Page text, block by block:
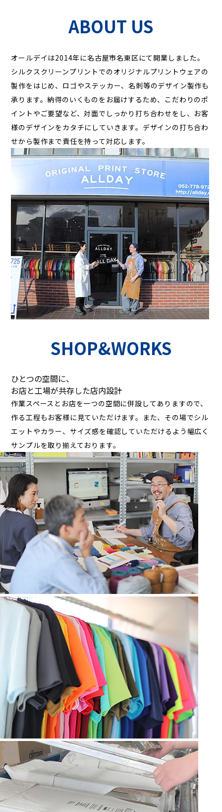
ABOUT US
オールデイは2014年に名古屋市名東区にて開業しました。
シルクスクリーンプリントでのオリジナルプリントウェアの
製作をはじめ、ロゴやステッカー、名刺等のデザイン製作も
承ります。納得のいくものをお届けするため、こだわりのポ
イントやご要望など、対面でしっかり打ち合わせをし、お客
様のデザインをカタチにしていきます。デザインの打ち合わ
せから製作まで責任を持って対応します。
SHOP&WORKS
ひとつの空間に、
お店と工場が共存した店内設計
作業スペースとお店を一つの空間に併設してありますので、
作る工程もお客様に見ていただけます。また、その場でシル
エットやカラー、サイズ感を確認していただけるよう幅広く
サンプルを取り揃えております。